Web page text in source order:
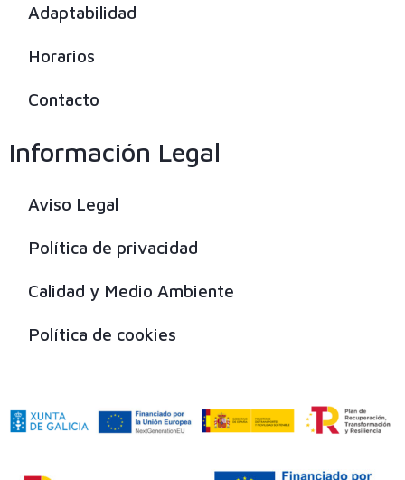
Adaptabilidad
Horarios
Contacto
Información Legal
Aviso Legal
Política de privacidad
Calidad y Medio Ambiente
Política de cookies